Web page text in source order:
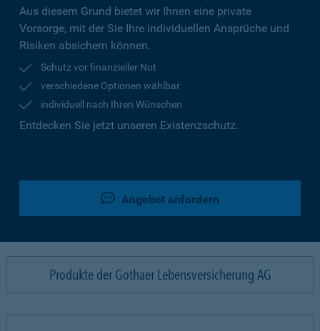
Aus diesem Grund bietet wir Ihnen eine private
Vorsorge, mit der Sie Ihre individuellen Ansprüche und
Risiken absichern können.
Schutz vor finanzieller Not
verschiedene Optionen wählbar
individuell nach Ihren Wünschen
Entdecken Sie jetzt unseren Existenzschutz.
Angebot anfordern
Produkte der Gothaer Lebensversicherung AG